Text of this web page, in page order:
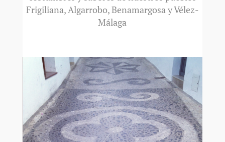
Frigiliana, Algarrobo, Benamargosa y Vélez-
Málaga